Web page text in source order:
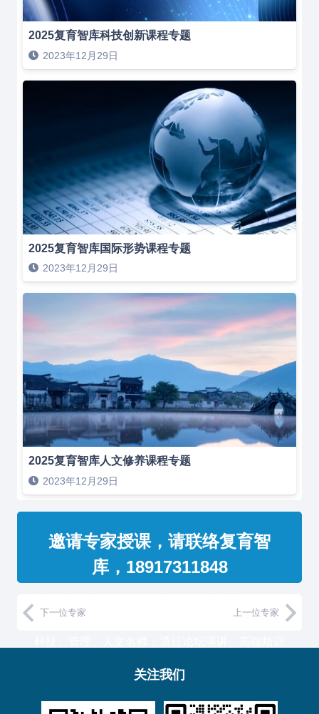
2025复育智库科技创新课程专题
2023年12月29日
2025复育智库国际形势课程专题
2023年12月29日
2025复育智库人文修养课程专题
2023年12月29日
邀请专家授课，请联络复育智
库，18917311848
教授和500强企业高管，汇聚国内外一流的经济、
升维！
复育智库总部位于上海，服务于金融、通信、能
下一位专家 上一位专家
关注我们